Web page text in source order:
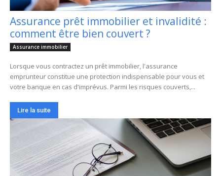
Assurance prêt immobilier et invalidité :
comment être bien couvert ?
Assurance immobilier
Lorsque vous contractez un prêt immobilier, l'assurance
emprunteur constitue une protection indispensable pour vous et
votre banque en cas d'imprévus. Parmi les risques couverts,...
Lire la suite